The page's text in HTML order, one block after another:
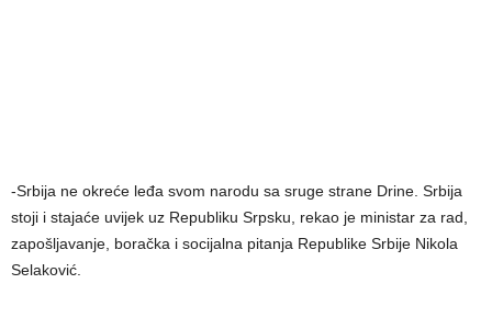
-Srbija ne okreće leđa svom narodu sa sruge strane Drine. Srbija
stoji i stajaće uvijek uz Republiku Srpsku, rekao je ministar za rad,
zapošljavanje, boračka i socijalna pitanja Republike Srbije Nikola
Selaković.